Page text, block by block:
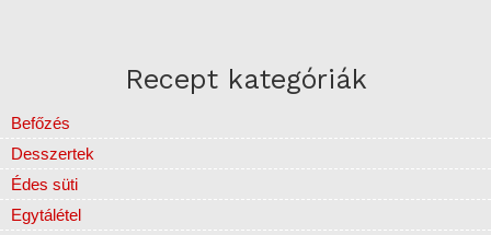
Recept kategóriák
Befőzés
Desszertek
Édes süti
Egytálétel